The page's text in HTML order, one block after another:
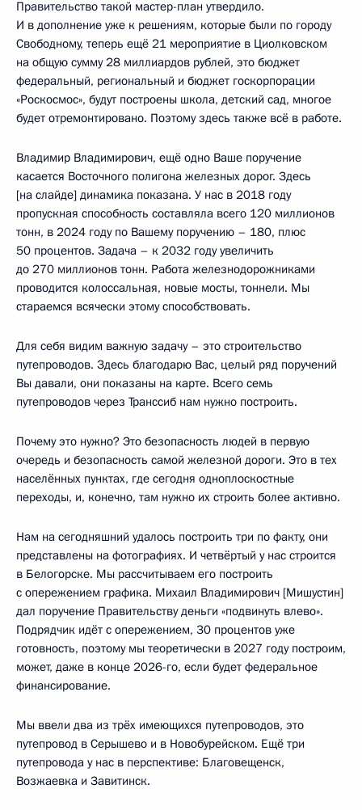
Правительство такой мастер-план утвердило.
И в дополнение уже к решениям, которые были по городу
Свободному, теперь ещё 21 мероприятие в Циолковском
на общую сумму 28 миллиардов рублей, это бюджет
федеральный, региональный и бюджет госкорпорации
«Роскосмос», будут построены школа, детский сад, многое
будет отремонтировано. Поэтому здесь также всё в работе.
Владимир Владимирович, ещё одно Ваше поручение
касается Восточного полигона железных дорог. Здесь
[на слайде] динамика показана. У нас в 2018 году
пропускная способность составляла всего 120 миллионов
тонн, в 2024 году по Вашему поручению – 180, плюс
50 процентов. Задача – к 2032 году увеличить
до 270 миллионов тонн. Работа железнодорожниками
проводится колоссальная, новые мосты, тоннели. Мы
стараемся всячески этому способствовать.
Для себя видим важную задачу – это строительство
путепроводов. Здесь благодарю Вас, целый ряд поручений
Вы давали, они показаны на карте. Всего семь
путепроводов через Транссиб нам нужно построить.
Почему это нужно? Это безопасность людей в первую
очередь и безопасность самой железной дороги. Это в тех
населённых пунктах, где сегодня одноплоскостные
переходы, и, конечно, там нужно их строить более активно.
Нам на сегодняшний удалось построить три по факту, они
представлены на фотографиях. И четвёртый у нас строится
в Белогорске. Мы рассчитываем его построить
с опережением графика. Михаил Владимирович [Мишустин]
дал поручение Правительству деньги «подвинуть влево».
Подрядчик идёт с опережением, 30 процентов уже
готовность, поэтому мы теоретически в 2027 году построим,
может, даже в конце 2026-го, если будет федеральное
финансирование.
Мы ввели два из трёх имеющихся путепроводов, это
путепровод в Серышево и в Новобурейском. Ещё три
путепровода у нас в перспективе: Благовещенск,
Возжаевка и Завитинск.